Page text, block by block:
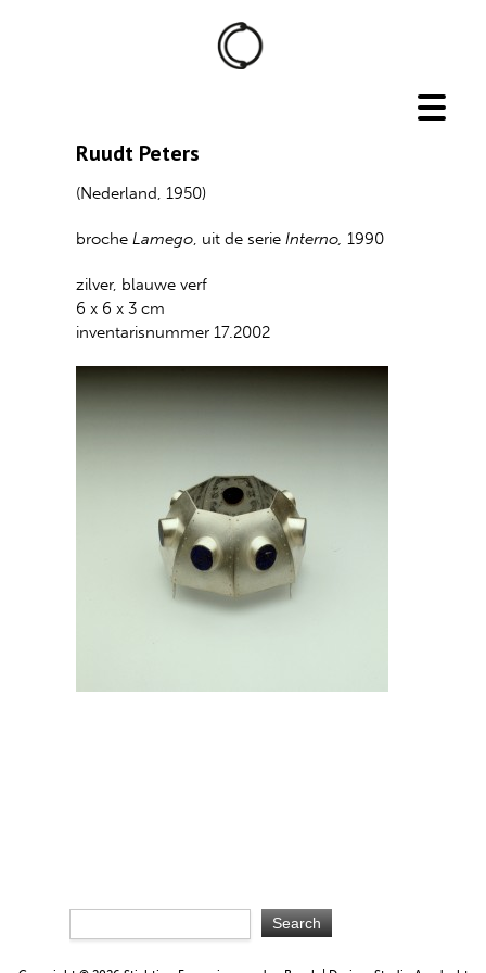
Ruudt Peters
(Nederland, 1950)
brocheLamego, uit de serieInterno, 1990
zilver, blauwe verf
6 x 6 x 3 cm
inventarisnummer 17.2002